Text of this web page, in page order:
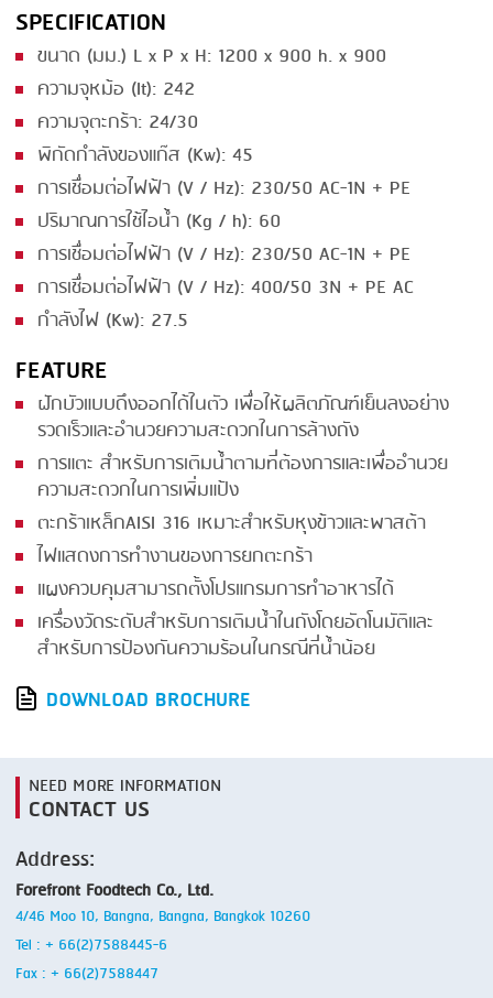
SMOKING
STEAMING
TRAY DENESTER
TRAY FORMING
TUMBLING
VACUUM PACKING
VACUUM STUFFING
WASHING
SPECIFICATION
ขนาด (มม.) L x P x H: 1200 x 900 h. x 900
ความจุหม้อ (It): 242
ความจุตะกร้า: 24/30
พิกัดกำลังของแก๊ส (Kw): 45
การเชื่อมต่อไฟฟ้า (V / Hz): 230/50 AC-1N + PE
ปริมาณการใช้ไอน้ำ (Kg / h): 60
การเชื่อมต่อไฟฟ้า (V / Hz): 230/50 AC-1N + PE
การเชื่อมต่อไฟฟ้า (V / Hz): 400/50 3N + PE AC
กำลังไฟ (Kw): 27.5
FEATURE
ฝักบัวแบบดึงออกได้ในตัว เพื่อให้ผลิตภัณฑ์เย็นลงอย่าง
รวดเร็วและอำนวยความสะดวกในการล้างถัง
การแตะ สำหรับการเติมน้ำตามที่ต้องการและเพื่ออำนวย
ความสะดวกในการเพิ่มแป้ง
ตะกร้าเหล็กAISI 316 เหมาะสำหรับหุงข้าวและพาสต้า
ไฟแสดงการทำงานของการยกตะกร้า
แผงควบคุมสามารถตั้งโปรแกรมการทำอาหารได้
เครื่องวัดระดับสำหรับการเติมน้ำในถังโดยอัตโนมัติและ
สำหรับการป้องกันความร้อนในกรณีที่น้ำน้อย
DOWNLOAD BROCHURE
NEED MORE INFORMATION
CONTACT US
Address:
Forefront Foodtech Co., Ltd.
4/46 Moo 10, Bangna, Bangna, Bangkok 10260
Tel : + 66(2)7588445-6
Fax : + 66(2)7588447